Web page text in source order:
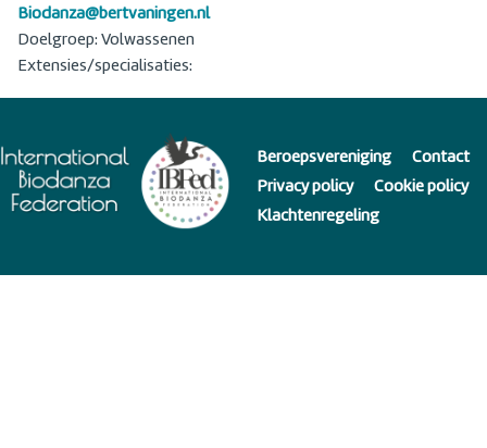
Biodanza@bertvaningen.nl
Doelgroep: Volwassenen
Extensies/specialisaties:
Beroepsvereniging
Contact
Privacy policy
Cookie policy
Klachtenregeling